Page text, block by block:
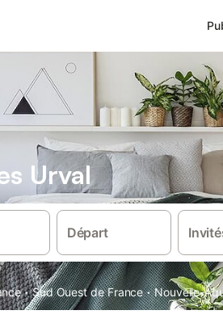
Urval
Départ
· Sud Ouest de France · Nouvelle-